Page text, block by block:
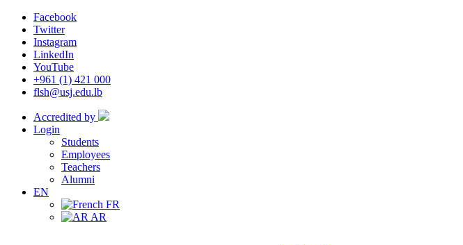
Facebook
Twitter
Instagram
LinkedIn
YouTube
+961 (1) 421 000
flsh@usj.edu.lb
Accredited by
Login
Students
Employees
Teachers
Alumni
EN
FR
AR